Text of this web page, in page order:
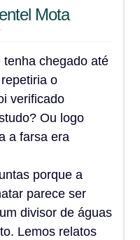
Mota
chegado até
repetiria o
verificado
Ou logo
a farsa era
porque a
parece ser
divisor de águas
Lemos relatos